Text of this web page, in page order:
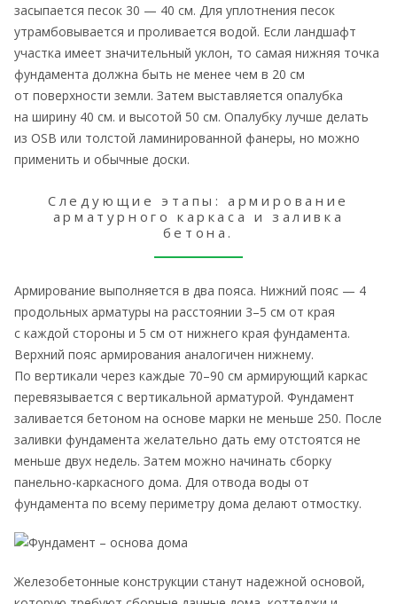
засыпается песок 30 — 40 см. Для уплотнения песок
утрамбовывается и проливается водой. Если ландшафт
участка имеет значительный уклон, то самая нижняя точка
фундамента должна быть не менее чем в 20 см
от поверхности земли. Затем выставляется опалубка
на ширину 40 см. и высотой 50 см. Опалубку лучше делать
из ОSB или толстой ламинированной фанеры, но можно
применить и обычные доски.
Следующие этапы: армирование
арматурного каркаса и заливка
бетона.
Армирование выполняется в два пояса. Нижний пояс — 4
продольных арматуры на расстоянии 3–5 см от края
с каждой стороны и 5 см от нижнего края фундамента.
Верхний пояс армирования аналогичен нижнему.
По вертикали через каждые 70–90 см армирующий каркас
перевязывается с вертикальной арматурой. Фундамент
заливается бетоном на основе марки не меньше 250. После
заливки фундамента желательно дать ему отстоятся не
меньше двух недель. Затем можно начинать сборку
панельно-каркасного дома. Для отвода воды от
фундамента по всему периметру дома делают отмостку.
Железобетонные конструкции станут надежной основой,